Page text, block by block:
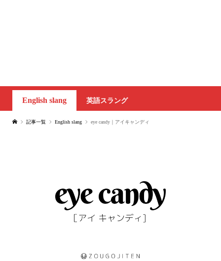
English slang 英語スラング
記事一覧 English slang eye candy｜アイキャンディ